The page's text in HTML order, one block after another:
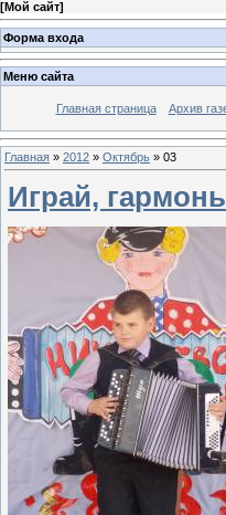
[Мой сайт]
Форма входа
Меню сайта
Главная страница Архив
Главная » 2012 » Октябрь » 03
Играй,